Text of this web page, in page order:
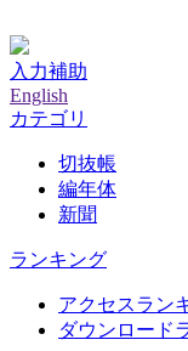
入力補助
English
カテゴリ
切抜帳
編年体
新聞
ランキング
アクセスラン
ダウンロード